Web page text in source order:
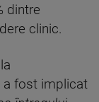
dintre
clinic.
a fost implicat